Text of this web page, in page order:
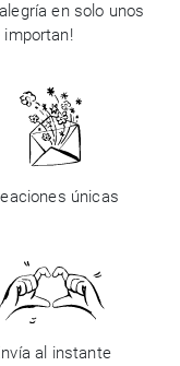
en solo unos
únicas
al instante